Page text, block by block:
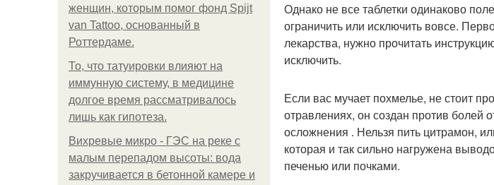
женщин, которым помог фонд Spijt
van Tattoo, основанный в
Роттердаме.
То, что татуировки влияют на
иммунную систему, в медицине
долгое время рассматривалось
лишь как гипотеза.
Вихревые микро - ГЭС на реке с
малым перепадом высоты: вода
закручивается в бетонной камере и
Однако не все таблетки одинаково
ограничить или исключить вовсе.
лекарства, нужно прочитать
исключить.
Если вас мучает похмелье, не стоит
отравлениях, он создан против болей
осложнения . Нельзя пить цитрамон,
которая и так сильно нагружена
печенью или почками.